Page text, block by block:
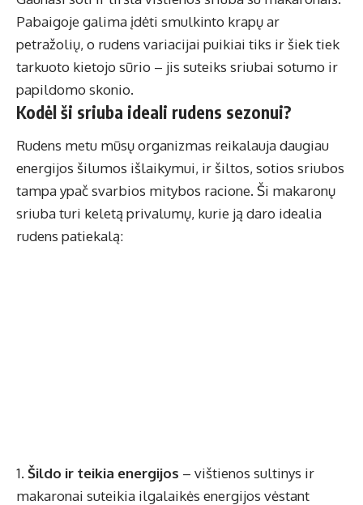
Pabaigoje galima įdėti smulkinto krapų ar
petražolių, o rudens variacijai puikiai tiks ir šiek tiek
tarkuoto kietojo sūrio – jis suteiks sriubai sotumo ir
papildomo skonio.
Kodėl ši sriuba ideali rudens sezonui?
Rudens metu mūsų organizmas reikalauja daugiau
energijos šilumos išlaikymui, ir šiltos, sotios sriubos
tampa ypač svarbios mitybos racione. Ši makaronų
sriuba turi keletą privalumų, kurie ją daro idealia
rudens patiekalą:
Šildo ir teikia energijos – vištienos sultinys ir
makaronai suteikia ilgalaikės energijos vėstant